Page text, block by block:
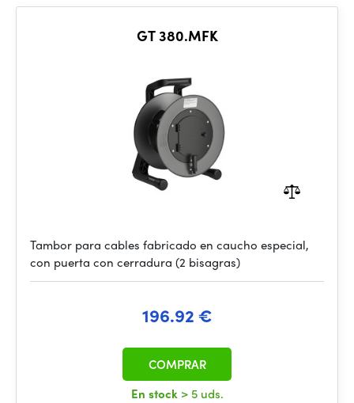
GT 380.MFK
Tambor para cables fabricado en caucho especial,
con puerta con cerradura (2 bisagras)
196.92 €
En stock > 5 uds.
COMPRAR